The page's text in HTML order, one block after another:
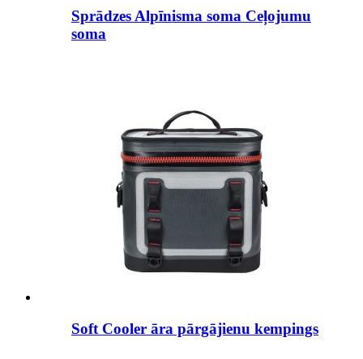
Sprādzes Alpīnisma soma Ceļojumu
soma
Soft Cooler āra pārgājienu kempings